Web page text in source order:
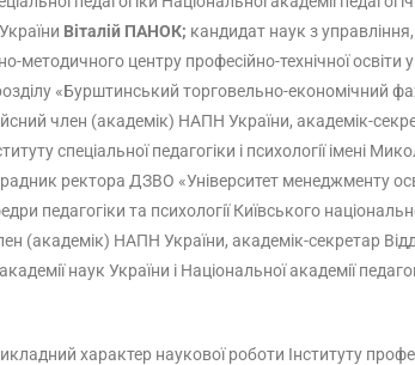
Віталій ПАНОК; кандидат наук з
методичного центру професійно-технічної освіти у
«Бурштинський торговельно-
член (академік) НАПН України, академік-
спеціальної педагогіки і психології імені
ректора ДЗВО «Університет менеджменту
педагогіки та психології Київського
(академік) НАПН України, академік-секретар
наук України і Національної академії
характер наукової роботи Інституту